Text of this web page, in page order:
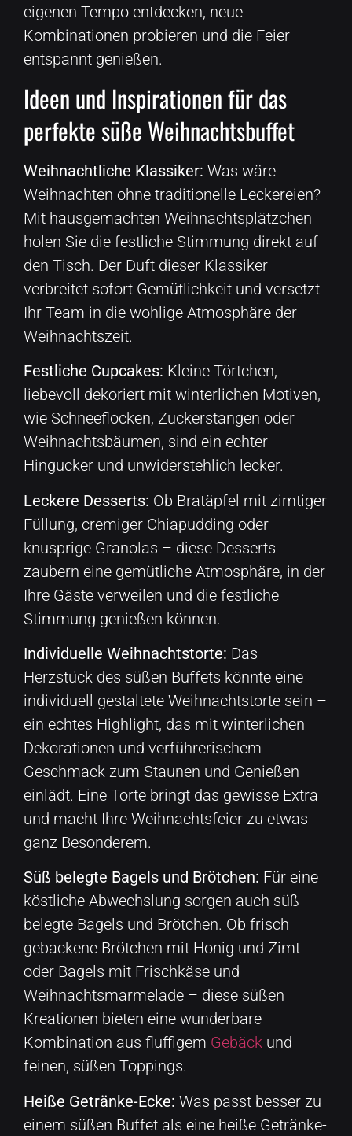
eigenen Tempo entdecken, neue
Kombinationen probieren und die Feier
entspannt genießen.
Ideen und Inspirationen für das
perfekte süße Weihnachtsbuffet
Weihnachtliche Klassiker: Was wäre
Weihnachten ohne traditionelle Leckereien?
Mit hausgemachten Weihnachtsplätzchen
holen Sie die festliche Stimmung direkt auf
den Tisch. Der Duft dieser Klassiker
verbreitet sofort Gemütlichkeit und versetzt
Ihr Team in die wohlige Atmosphäre der
Weihnachtszeit.
Festliche Cupcakes: Kleine Törtchen,
liebevoll dekoriert mit winterlichen Motiven,
wie Schneeflocken, Zuckerstangen oder
Weihnachtsbäumen, sind ein echter
Hingucker und unwiderstehlich lecker.
Leckere Desserts: Ob Bratäpfel mit zimtiger
Füllung, cremiger Chiapudding oder
knusprige Granolas – diese Desserts
zaubern eine gemütliche Atmosphäre, in der
Ihre Gäste verweilen und die festliche
Stimmung genießen können.
Individuelle Weihnachtstorte: Das
Herzstück des süßen Buffets könnte eine
individuell gestaltete Weihnachtstorte sein –
ein echtes Highlight, das mit winterlichen
Dekorationen und verführerischem
Geschmack zum Staunen und Genießen
einlädt. Eine Torte bringt das gewisse Extra
und macht Ihre Weihnachtsfeier zu etwas
ganz Besonderem.
Süß belegte Bagels und Brötchen: Für eine
köstliche Abwechslung sorgen auch süß
belegte Bagels und Brötchen. Ob frisch
gebackene Brötchen mit Honig und Zimt
oder Bagels mit Frischkäse und
Weihnachtsmarmelade – diese süßen
Kreationen bieten eine wunderbare
Kombination aus fluffigem Gebäck und
feinen, süßen Toppings.
Heiße Getränke-Ecke: Was passt besser zu
einem süßen Buffet als eine heiße Getränke-